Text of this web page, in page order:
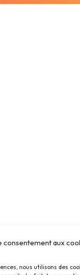
consentement aux
nous utilisons des